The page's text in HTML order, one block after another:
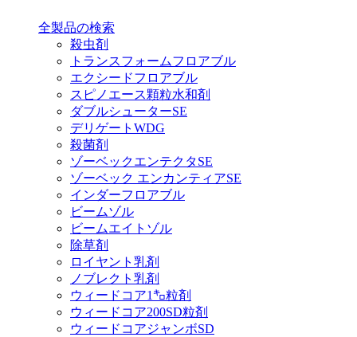
全製品の検索
殺虫剤
トランスフォームフロアブル
エクシードフロアブル
スピノエース顆粒水和剤
ダブルシューターSE
デリゲートWDG
殺菌剤
ゾーベックエンテクタSE
ゾーベック エンカンティアSE
インダーフロアブル
ビームゾル
ビームエイトゾル
除草剤
ロイヤント乳剤
ノブレクト乳剤
ウィードコア1㌔粒剤
ウィードコア200SD粒剤
ウィードコアジャンボSD